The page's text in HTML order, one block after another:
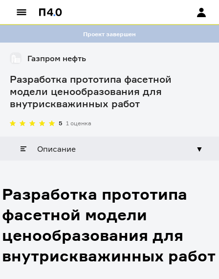
Проект завершен
Газпром нефть
Разработка прототипа фасетной
модели ценообразования для
внутрискважинных работ
5 1 оценка
Описание ▼
Разработка прототипа
фасетной модели
ценообразования для
внутрискважинных работ